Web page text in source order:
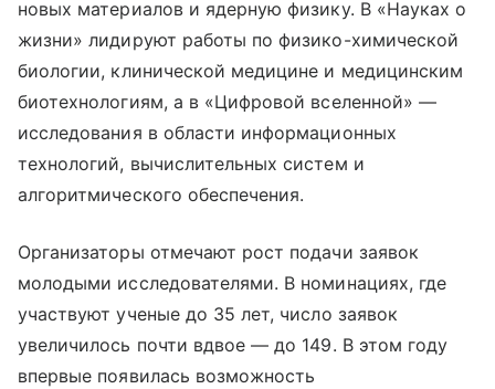
новых материалов и ядерную физику. В «Науках о
жизни» лидируют работы по физико-химической
биологии, клинической медицине и медицинским
биотехнологиям, а в «Цифровой вселенной» —
исследования в области информационных
технологий, вычислительных систем и
алгоритмического обеспечения.
Организаторы отмечают рост подачи заявок
молодыми исследователями. В номинациях, где
участвуют ученые до 35 лет, число заявок
увеличилось почти вдвое — до 149. В этом году
впервые появилась возможность